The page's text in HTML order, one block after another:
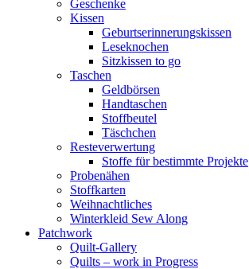
Geschenke
Kissen
Geburtserinnerungskissen
Leseknochen
Sitzkissen to go
Taschen
Geldbörsen
Handtaschen
Stoffbeutel
Täschchen
Resteverwertung
Stoffe für bestimmte Projekte
Probenähen
Stoffkarten
Weihnachtliches
Winterkleid Sew Along
Patchwork
Quilt-Gallery
Quilts – work in Progress